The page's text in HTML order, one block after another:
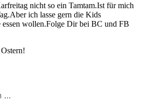
nicht so ein Tamtam.Ist für mich
ich lasse gern die Kids
essen wollen.Folge Dir bei BC und FB
…